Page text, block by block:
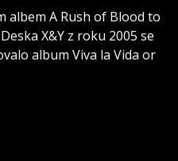
albem A Rush of Blood to
X&Y z roku 2005 se
album Viva la Vida or